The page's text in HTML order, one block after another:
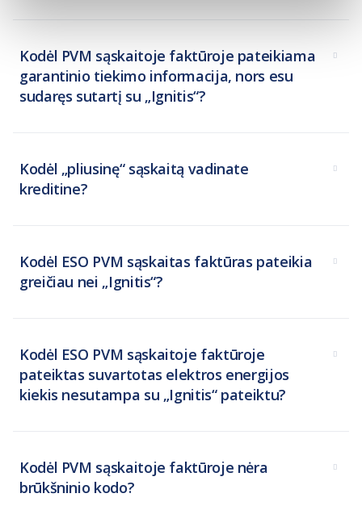
Kodėl PVM sąskaitoje faktūroje pateikiama
garantinio tiekimo informacija, nors esu
sudaręs sutartį su „Ignitis“?
Kodėl „pliusinę“ sąskaitą vadinate
kreditine?
Kodėl ESO PVM sąskaitas faktūras pateikia
greičiau nei „Ignitis“?
Kodėl ESO PVM sąskaitoje faktūroje
pateiktas suvartotas elektros energijos
kiekis nesutampa su „Ignitis“ pateiktu?
Kodėl PVM sąskaitoje faktūroje nėra
brūkšninio kodo?